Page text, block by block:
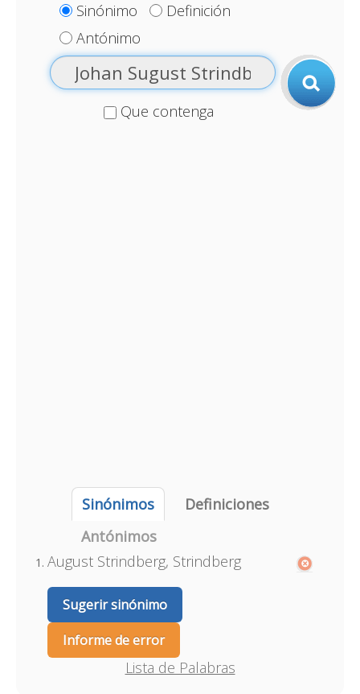
Sinónimo
Definición
Antónimo
Que contenga
Sinónimos
Definiciones
Antónimos
August Strindberg, Strindberg
Sugerir sinónimo
Informe de error
Lista de Palabras